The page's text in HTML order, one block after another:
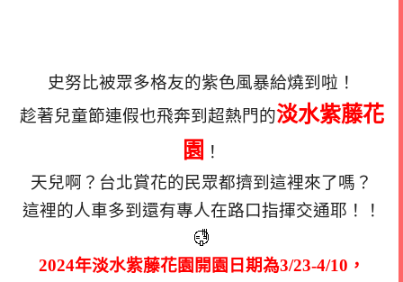
史努比被眾多格友的紫色風暴給燒到啦！
趁著兒童節連假也飛奔到超熱門的淡水紫藤花
園 ！
天兒啊？台北賞花的民眾都擠到這裡來了嗎？
這裡的人車多到還有專人在路口指揮交通耶！！
2024年淡水紫藤花園開園日期為3/23-4/10，